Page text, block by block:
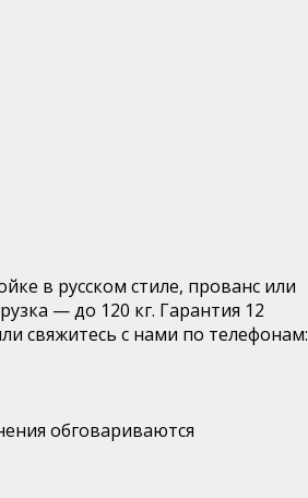
в русском стиле, прованс или
— до 120 кг. Гарантия 12
свяжитесь с нами по телефонам:
обговариваются